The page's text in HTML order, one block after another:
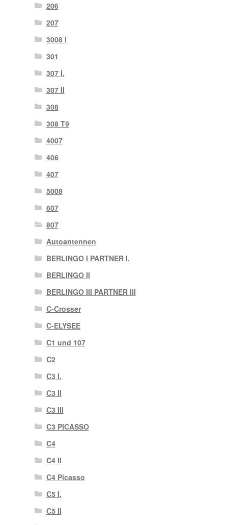
206
207
3008 I
301
307 I.
307 II
308
308 T9
4007
406
407
5008
607
807
Autoantennen
BERLINGO I PARTNER I.
BERLINGO II
BERLINGO III PARTNER III
C-Crosser
C-ELYSEE
C1 und 107
C2
C3 I.
C3 II
C3 III
C3 PICASSO
C4
C4 II
C4 Picasso
C5 I.
C5 II